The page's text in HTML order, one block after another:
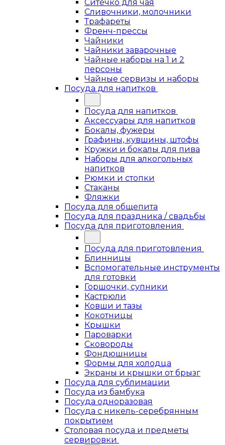
Ситечко для чая
Сливочники, молочники
Трафареты
Френч-прессы
Чайники
Чайники заварочные
Чайные наборы на 1 и 2
персоны
Чайные сервизы и наборы
Посуда для напитков
Посуда для напитков
Аксессуары для напитков
Бокалы, фужеры
Графины, кувшины, штофы
Кружки и бокалы для пива
Наборы для алкогольных
напитков
Рюмки и стопки
Стаканы
Фляжки
Посуда для общепита
Посуда для праздника / свадьбы
Посуда для приготовления
Посуда для приготовления
Блинницы
Вспомогательные инструменты
для готовки
Горшочки, супники
Кастрюли
Ковши и тазы
Кокотницы
Крышки
Пароварки
Сковороды
Фондюшницы
Формы для холодца
Экраны и крышки от брызг
Посуда для сублимации
Посуда из бамбука
Посуда одноразовая
Посуда с никель-серебрянным
покрытием
Столовая посуда и предметы
сервировки